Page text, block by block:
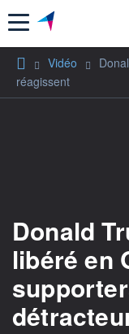
Menu
Vidéo
réagissent
Donald
libéré en